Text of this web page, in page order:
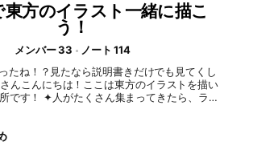
方のイラスト一緒に描こ
う！
メンバー 33
ノート 114
たね！？見たなら説明書きだけでも見てくし
んこんにちは！ここは東方のイラストを描い
ってきたら、ライ
を見せる、見る イラストの依頼をする、も